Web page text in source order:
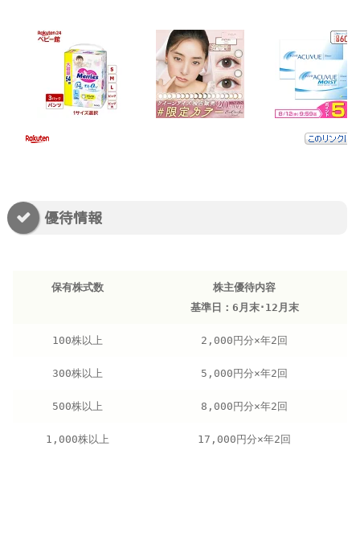
優待情報
保有株式数
株主優待内容
基準日：6月末･12月末
100株以上 2,000円分×年2回
300株以上 5,000円分×年2回
500株以上 8,000円分×年2回
1,000株以上 17,000円分×年2回